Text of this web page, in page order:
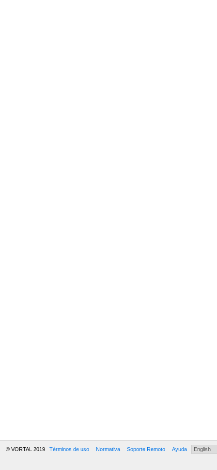
© VORTAL 2019 Términos de uso Normativa Soporte Remoto Ayuda